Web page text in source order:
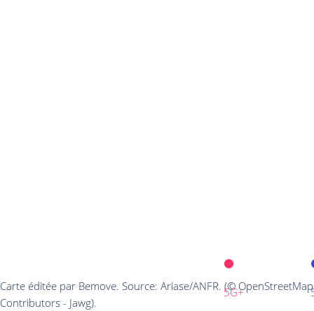
5G+
Carte éditée par Bemove. Source: Ariase/ANFR. (© OpenStreetMap
Contributors - Jawg).